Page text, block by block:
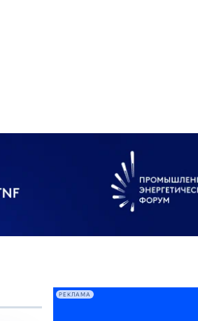
РЕКЛАМА